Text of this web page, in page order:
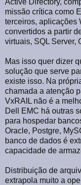
missão crítica como
terceiros, aplicações
convertidos a partir
virtuais, SQL Server,
Mas isso quer dizer
solução que serve
existe isso. Na
chamada a atenção
VxRAIL não é a
Dell EMC há outras
para hospedar
Oracle, Postgre,
banco de dados é
capacidade de
Distribuição de
extrapola muito a